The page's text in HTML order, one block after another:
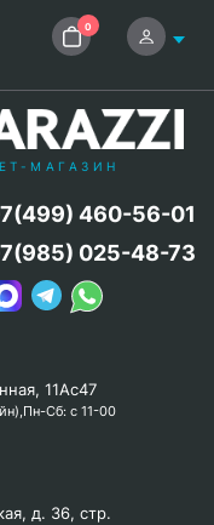
0
МАГАЗИН
11Ас47
Сб: с 11-00
д. 36, стр.
460-56-01
025-48-73